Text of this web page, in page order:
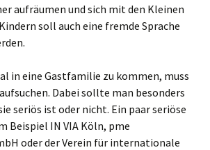
aufräumen und sich mit den Kleinen
soll auch eine fremde Sprache
in eine Gastfamilie zu kommen, muss
Dabei sollte man besonders
seriös ist oder nicht. Ein paar seriöse
Beispiel IN VIA Köln, pme
oder der Verein für internationale